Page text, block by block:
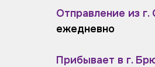
Отправление из г.
ежедневно
Прибывает в г.